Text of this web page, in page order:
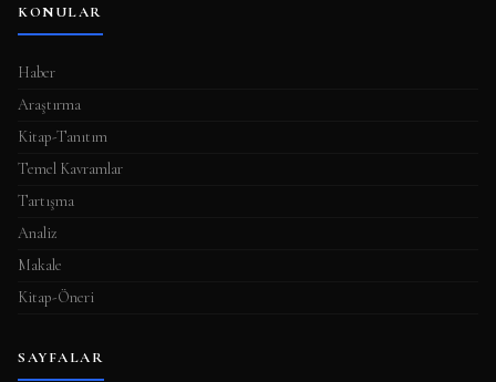
KONULAR
Haber
Araştırma
Kitap-Tanıtım
Temel Kavramlar
Tartışma
Analiz
Makale
Kitap-Öneri
SAYFALAR